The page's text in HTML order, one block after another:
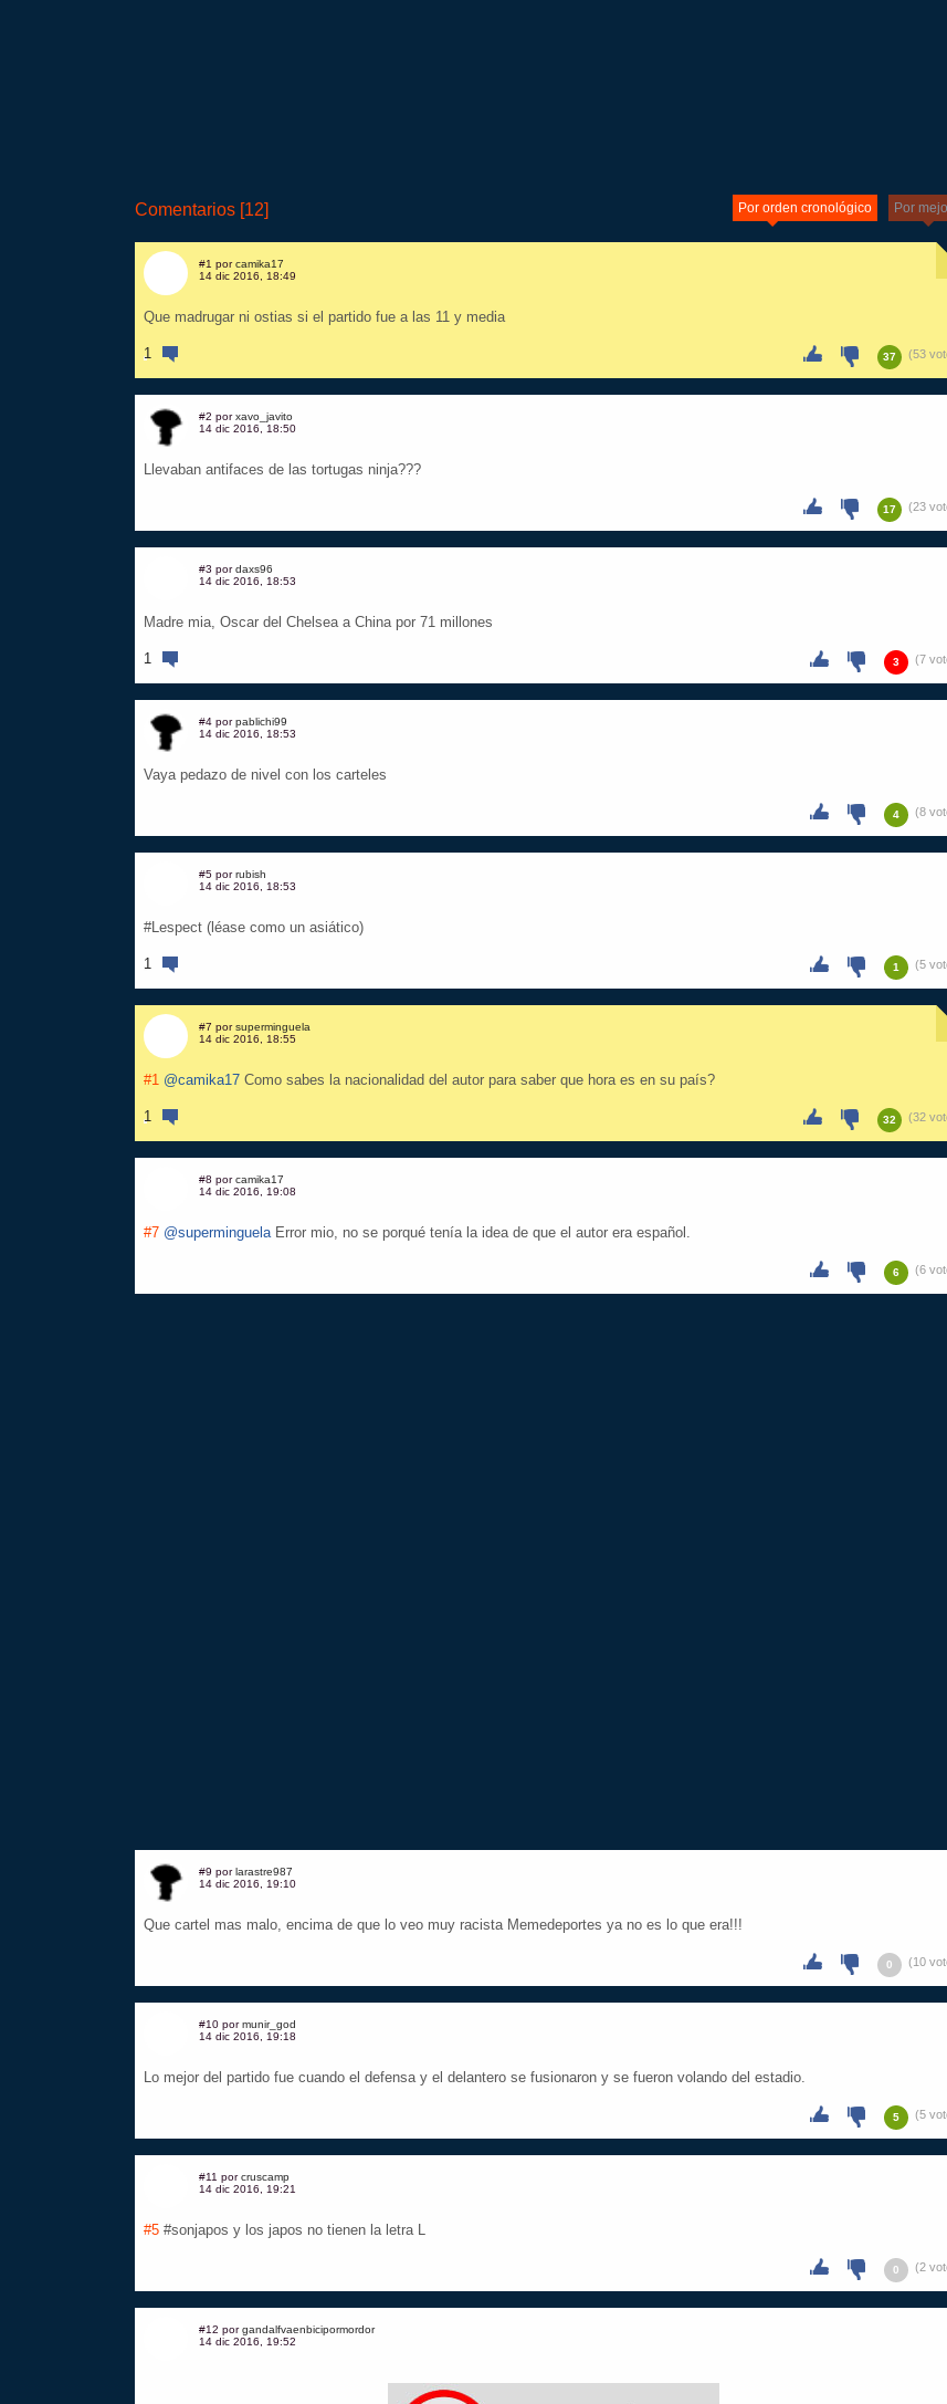
Comentarios [12] Por
Por orden cronológico
#1 porcamika17
14 dic 2016, 18:49
Que madrugar ni ostias si el partido fue a las 11 y media
1 37 (53
#2 porxavo_javito
14 dic 2016, 18:50
Llevaban antifaces de las tortugas ninja???
17 (23
#3 pordaxs96
14 dic 2016, 18:53
Madre mia, Oscar del Chelsea a China por 71 millones
1 3 (7
#4 porpablichi99
14 dic 2016, 18:53
Vaya pedazo de nivel con los carteles
4 (8
#5 porrubish
14 dic 2016, 18:53
#Lespect (léase como un asiático)
1 1 (5
#7 porsuperminguela
14 dic 2016, 18:55
#1 @camika17 Como sabes la nacionalidad del autor para saber que hora es en su país?
1 32 (32
#8 porcamika17
14 dic 2016, 19:08
#7 @superminguela Error mio, no se porqué tenía la idea de que el autor era español.
6 (6
#9 porlarastre987
14 dic 2016, 19:10
Que cartel mas malo, encima de que lo veo muy racista Memedeportes ya no es lo que era!!!
0 (10
#10 pormunir_god
14 dic 2016, 19:18
Lo mejor del partido fue cuando el defensa y el delantero se fusionaron y se fueron volando del estadio.
5 (5
#11 porcruscamp
14 dic 2016, 19:21
#5 #sonjapos y los japos no tienen la letra L
0 (2
#12 porgandalfvaenbicipormordor
14 dic 2016, 19:52